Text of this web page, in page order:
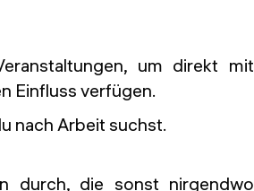
um direkt mit
Einfluss verfügen.
nach Arbeit suchst.
durch, die sonst nirgendwo